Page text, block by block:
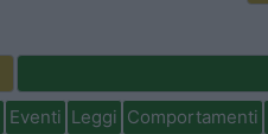
Eventi Leggi Comportamenti